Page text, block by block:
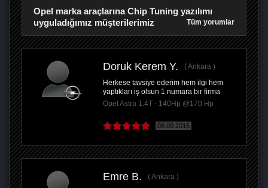
Opel marka araçlarına Chip Tuning yazılımı
uyguladığımız müşterilerimiz
Tüm yorumlar
Doruk Kerem Y.
Ankara
Herkese tavsiye ederim hem ilgi hem
yaptıkları iş olsun 1 numara bir firma
Opel Astra 1.4T - 140Hp @170 Hp
08.09.2016
Emre B.
Ankara